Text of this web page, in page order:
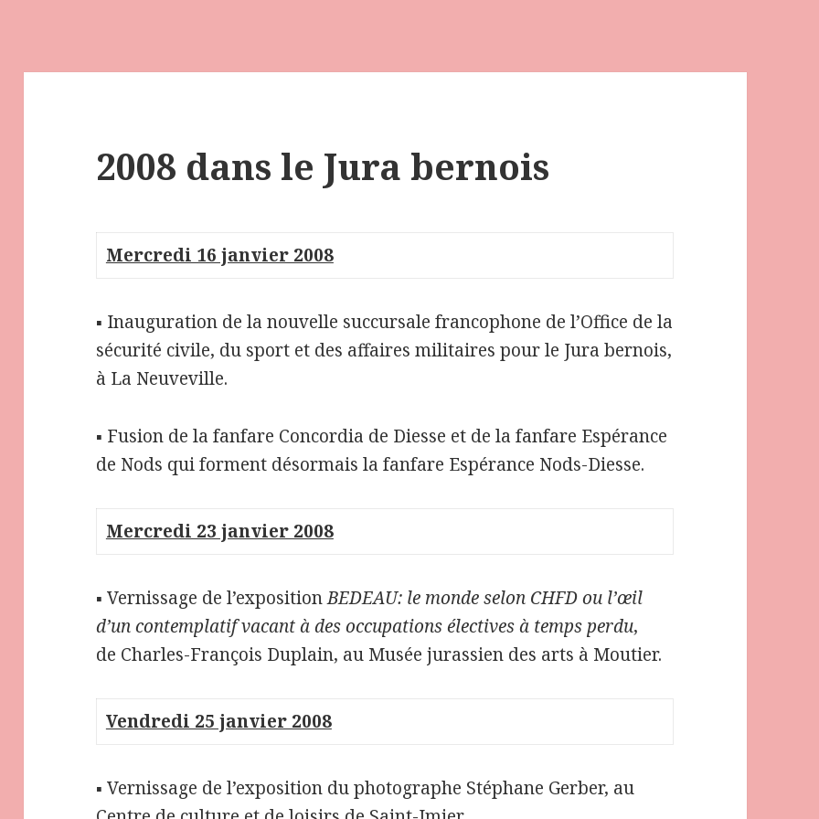
2008 dans le Jura bernois
Mercredi 16 janvier 2008
▪ Inauguration de la nouvelle succursale francophone de l’Office de la
sécurité civile, du sport et des affaires militaires pour le Jura bernois,
à La Neuveville.
▪ Fusion de la fanfare Concordia de Diesse et de la fanfare Espérance
de Nods qui forment désormais la fanfare Espérance Nods-Diesse.
Mercredi 23 janvier 2008
▪ Vernissage de l’expositionBEDEAU: le monde selon CHFD ou l’œil
d’un contemplatif vacant à des occupations électives à temps perdu,
de Charles-François Duplain, au Musée jurassien des arts à Moutier.
Vendredi 25 janvier 2008
▪ Vernissage de l’exposition du photographe Stéphane Gerber, au